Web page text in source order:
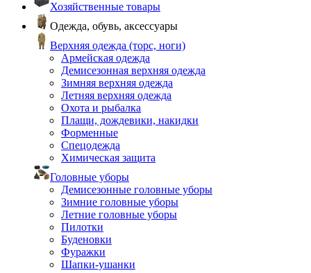
Хозяйственные товары
Одежда, обувь, аксессуары
Верхняя одежда (торс, ноги)
Армейская одежда
Демисезонная верхняя одежда
Зимняя верхняя одежда
Летняя верхняя одежда
Охота и рыбалка
Плащи, дождевики, накидки
Форменные
Спецодежда
Химическая защита
Головные уборы
Демисезонные головные уборы
Зимние головные уборы
Летние головные уборы
Пилотки
Буденовки
Фуражки
Шапки-ушанки